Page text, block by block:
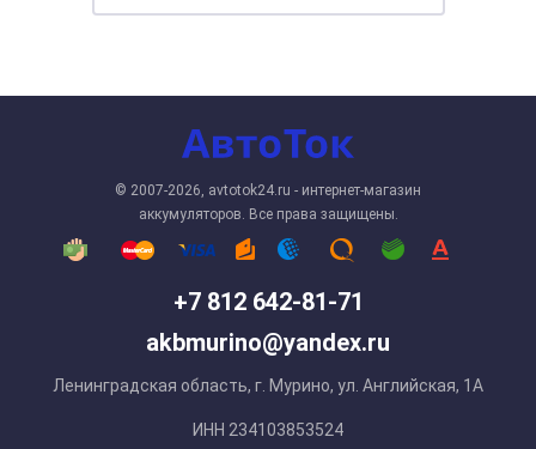
+7 812 642-81-71
akbmurino@yandex.ru
Ленинградская область, г. Мурино, ул. Английская, 1А
ИНН 234103853524
© 2007-2026, avtotok24.ru - интернет-магазин
аккумуляторов. Все права защищены.